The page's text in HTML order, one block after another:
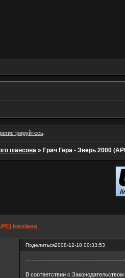
.
шансона » Грач Гера - Зверь 2000
lossless
Поделиться2008-12-18 00:33:53
В соответствии с